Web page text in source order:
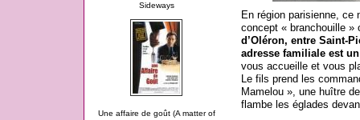
Sideways
Une affaire de goût (A matter of
En région parisienne, ce
concept « branchouille
d’Oléron, entre Saint-
adresse familiale est
vous accueille et vous
Le fils prend les
Mamelou », une huître
flambe les églades